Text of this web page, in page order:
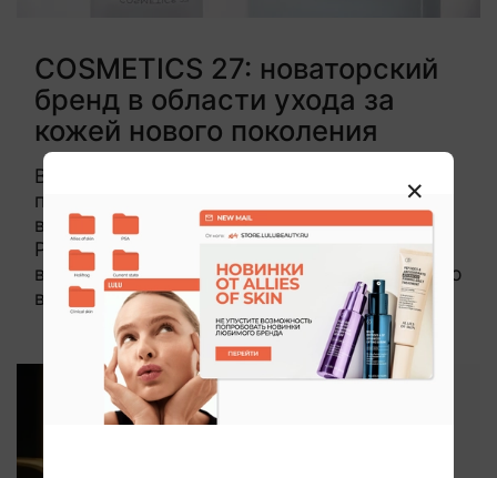
COSMETICS 27: новаторский
бренд в области ухода за
кожей нового поколения
В ЛУЛУ пополнение – французский
премиум-бренд, который делает ставку на
восстановление и регенерацию кожи.
Рассказываем, на что стоит обратить
внимание и почему продукты C27 идеально
впишутся в вашу бьюти-рутину.